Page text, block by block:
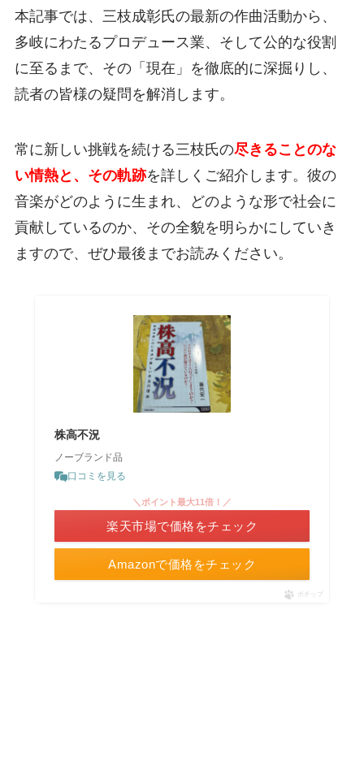
本記事では、三枝成彰氏の最新の作曲活動から、
多岐にわたるプロデュース業、そして公的な役割
に至るまで、その「現在」を徹底的に深掘りし、
読者の皆様の疑問を解消します。
常に新しい挑戦を続ける三枝氏の尽きることのな
い情熱と、その軌跡を詳しくご紹介します。彼の
音楽がどのように生まれ、どのような形で社会に
貢献しているのか、その全貌を明らかにしていき
ますので、ぜひ最後までお読みください。
株高不況
ノーブランド品
口コミを見る
Amazonで価格をチェック
＼ポイント最大11倍！／
楽天市場で価格をチェック
ポチップ